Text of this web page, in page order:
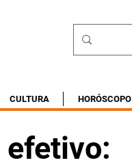
CULTURA HORÓSCOPO
efetivo: